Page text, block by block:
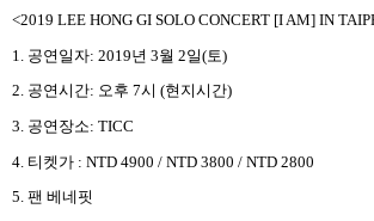
<2019 LEE HONG GI SOLO CONCERT [I AM] IN
1. 공연일자: 2019년 3월 2일(토)
2. 공연시간: 오후 7시 (현지시간)
3. 공연장소: TICC
4. 티켓가 : NTD 4900 / NTD 3800 / NTD 2800
5. 팬 베네핏